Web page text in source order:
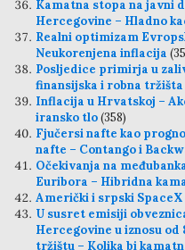
Kamatna stopa na javni
Hercegovine – Hladno
Realni optimizam
Neukorenjena inflacija
Posljedice primirja u
finansijska i robna
Inflacija u Hrvatskoj –
iransko tlo(358)
Fjučersi nafte kao
nafte – Contango i
Očekivanja na
Euribora – Hibridna
Američki i srpski
U susret emisiji
Hercegovine u iznosu
tržištu – Kolika bi